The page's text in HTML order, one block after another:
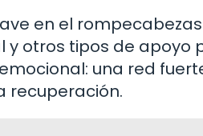
en el
otros tipos de apoyo
una red
recuperación.